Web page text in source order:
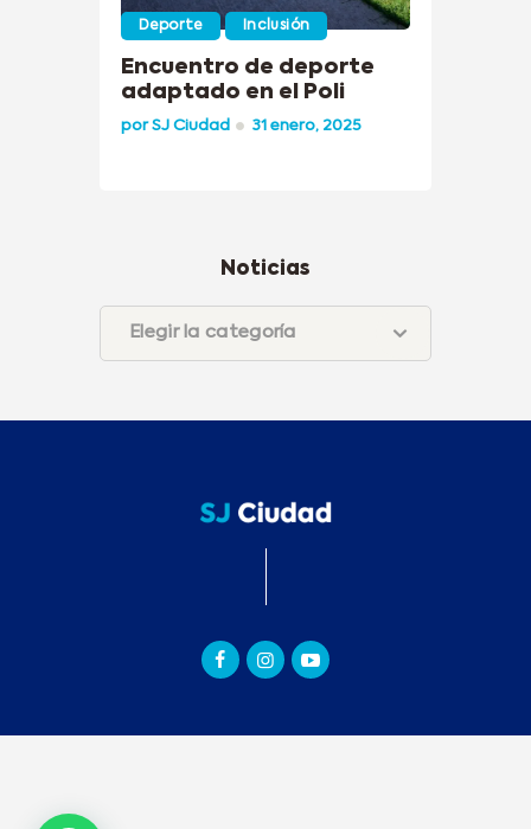
Deporte Inclusión
Encuentro de deporte
adaptado en el Poli
porSJ Ciudad 31 enero, 2025
Noticias